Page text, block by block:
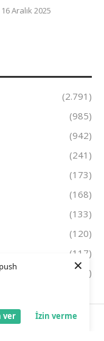
İzin verme
ver
×
16 Aralık 2025
(2.791)
(985)
(942)
(241)
(173)
(168)
(133)
(120)
(117)
(87)